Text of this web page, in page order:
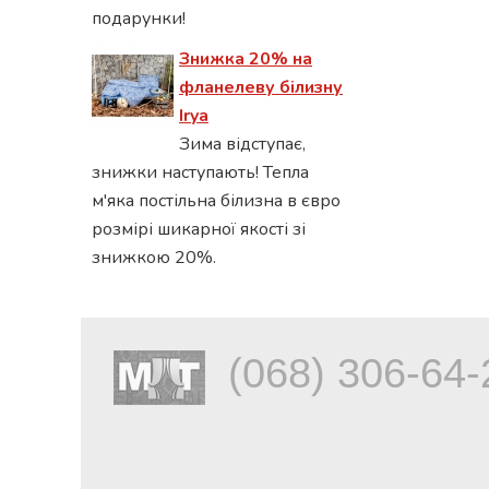
подарунки!
Знижка 20% на
фланелеву білизну
Irya
Зима відступає,
знижки наступають! Тепла
м'яка постільна білизна в євро
розмірі шикарної якості зі
знижкою 20%.
(068) 306-64-